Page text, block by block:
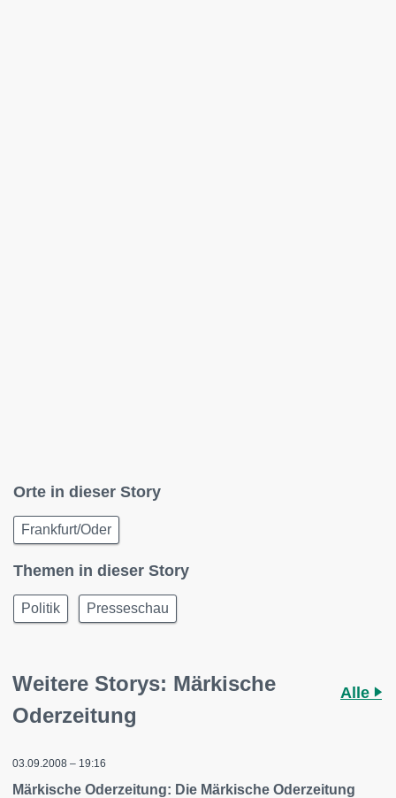
Orte in dieser Story
Frankfurt/Oder
Themen in dieser Story
Politik Presseschau
Weitere Storys: Märkische
Oderzeitung
Alle
03.09.2008 – 19:16
Märkische Oderzeitung: Die Märkische Oderzeitung